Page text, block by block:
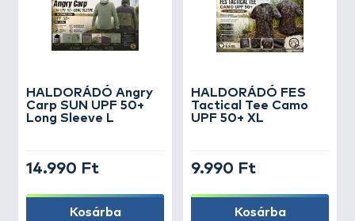
HALDORÁDÓ Angry
Carp SUN UPF 50+
Long Sleeve L
14.990 Ft
Kosárba
HALDORÁDÓ FES
Tactical Tee Camo
UPF 50+ XL
9.990 Ft
Kosárba